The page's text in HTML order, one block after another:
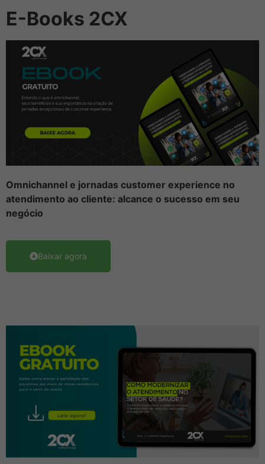
E-Books 2CX
Omnichannel e jornadas customer experience no
atendimento ao cliente: alcance o sucesso em seu
negócio
Baixar agora